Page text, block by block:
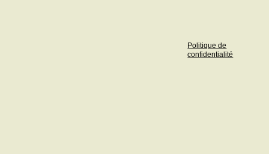
Politique de
confidentialité